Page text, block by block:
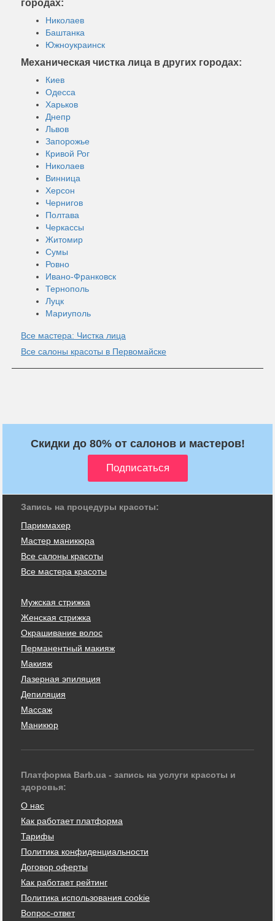
городах:
Николаев
Баштанка
Южноукраинск
Механическая чистка лица в других городах:
Киев
Одесса
Харьков
Днепр
Львов
Запорожье
Кривой Рог
Николаев
Винница
Херсон
Чернигов
Полтава
Черкассы
Житомир
Сумы
Ровно
Ивано-Франковск
Тернополь
Луцк
Мариуполь
Все мастера: Чистка лица
Все салоны красоты в Первомайске
Скидки до 80% от салонов и мастеров!
Запись на процедуры красоты:
Парикмахер
Мастер маникюра
Все салоны красоты
Все мастера красоты
Мужская стрижка
Женская стрижка
Окрашивание волос
Перманентный макияж
Макияж
Лазерная эпиляция
Депиляция
Массаж
Маникюр
Платформа Barb.ua - запись на услуги красоты и
здоровья:
О нас
Как работает платформа
Тарифы
Политика конфиденциальности
Договор оферты
Как работает рейтинг
Политика использования cookie
Вопрос-ответ